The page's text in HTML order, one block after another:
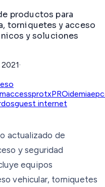
productos para
torniquetes y acceso
y soluciones
·
accessprotxPROidemia
guest internet
actualizado de
y seguridad
equipos
vehicular, torniquetes